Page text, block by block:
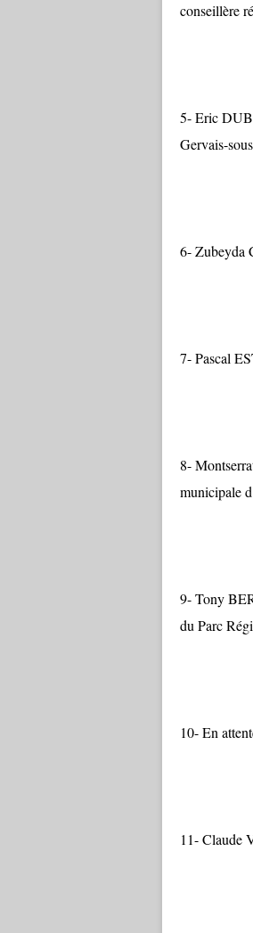
conseillère
5- Eric
Gervais-
6- Zubeyda
7- Pascal
8-
municipale
9- Tony
du Parc
10- En
11- Claude